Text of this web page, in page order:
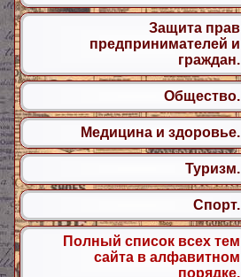
Защита прав
предпринимателей и
граждан.
Общество.
Медицина и здоровье.
Туризм.
Спорт.
Полный список всех тем
сайта в алфавитном
порядке.